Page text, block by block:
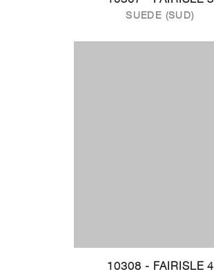
SUEDE (SUD)
10308 - FAIRISLE 4